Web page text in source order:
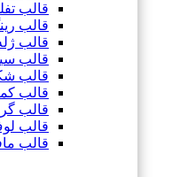
قالب
قالب
قالب
قالب
قالب
قالب
قالب
قالب
قالب